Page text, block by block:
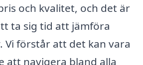
och kvalitet, och det är
ta sig tid att jämföra
Vi förstår att det kan vara
att navigera bland alla